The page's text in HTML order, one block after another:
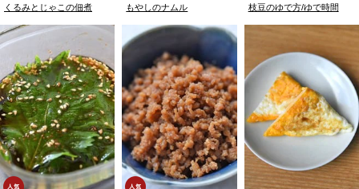
くるみとじゃこの佃煮 もやしのナムル 枝豆のゆで方/ゆで時間